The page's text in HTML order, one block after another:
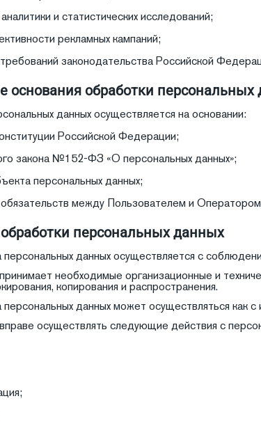
и статистических исследований;
рекламных кампаний;
законодательства Российской
основания обработки персональных
данных осуществляется на основании:
Российской Федерации;
закона №152-ФЗ «О персональных данных»;
персональных данных;
между Пользователем и
персональных данных
данных осуществляется с
необходимые организационные и
копирования и распространения.
данных может осуществляться как
осуществлять следующие действия с